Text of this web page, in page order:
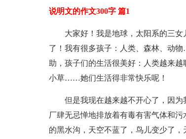
说明文的作文300字 篇1
大家好！我是地球，太阳系的三
了！我有很多孩子：人类、森林、动
助，孩子们的生活很美好：人类越来
小草……她们生活得非常快乐呢！
但是我现在越来越不开心了，因
厂肆无忌惮地排放着有毒有害气体和
的黑水沟，天空不蓝了，鸟儿变少了，